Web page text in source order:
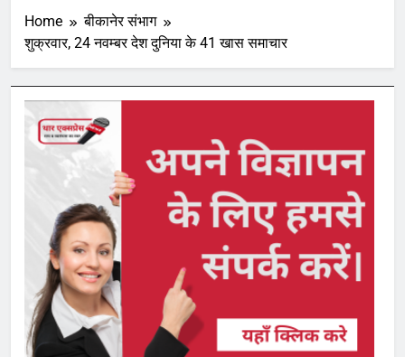
Home
बीकानेर संभाग
शुक्रवार, 24 नवम्बर देश दुनिया के 41 खास समाचार